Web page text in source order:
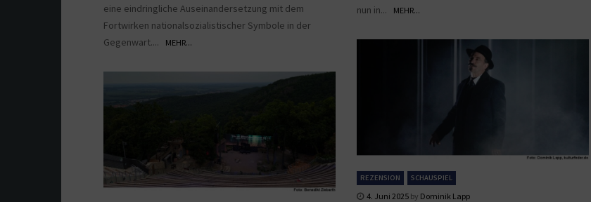
eine eindringliche Auseinandersetzung mit dem
Fortwirken nationalsozialistischer Symbole in der
Gegenwart....
MEHR...
nun in...
MEHR...
REZENSION SCHAUSPIEL
4. Juni 2025 by Dominik Lapp